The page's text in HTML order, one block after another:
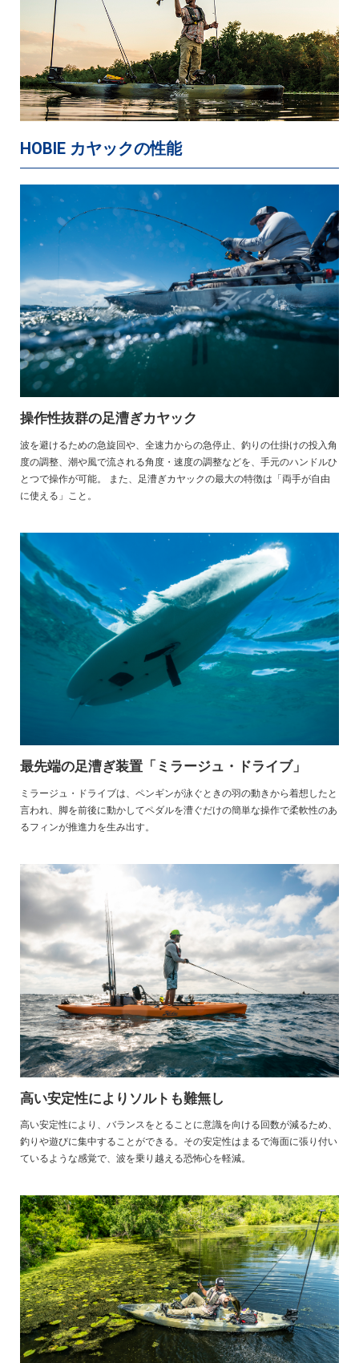
HOBIE カヤックの性能
操作性抜群の足漕ぎカヤック
波を避けるための急旋回や、全速力からの急停止、釣りの仕掛けの投入角
度の調整、潮や風で流される角度・速度の調整などを、手元のハンドルひ
とつで操作が可能。 また、足漕ぎカヤックの最大の特徴は「両手が自由
に使える」こと。
最先端の足漕ぎ装置「ミラージュ・ドライブ」
ミラージュ・ドライブは、ペンギンが泳ぐときの羽の動きから着想したと
言われ、脚を前後に動かしてペダルを漕ぐだけの簡単な操作で柔軟性のあ
るフィンが推進力を生み出す。
高い安定性によりソルトも難無し
高い安定性により、バランスをとることに意識を向ける回数が減るため、
釣りや遊びに集中することができる。その安定性はまるで海面に張り付い
ているような感覚で、波を乗り越える恐怖心を軽減。